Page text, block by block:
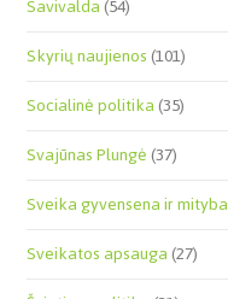
Savivalda(54)
Skyrių naujienos(101)
Socialinė politika(35)
Svajūnas Plungė(37)
Sveika gyvensena ir mityba
Sveikatos apsauga(27)